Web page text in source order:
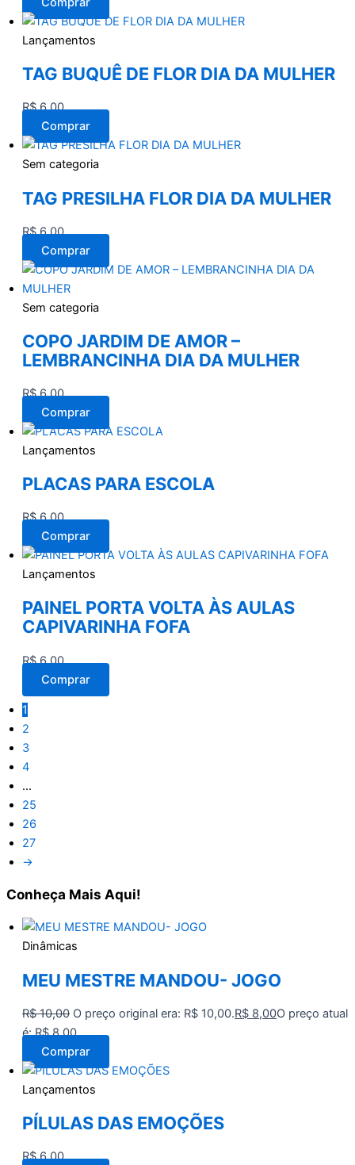
Lançamentos
TAG BUQUÊ DE FLOR DIA DA MULHER
R$6,00
Comprar
Sem categoria
TAG PRESILHA FLOR DIA DA MULHER
R$6,00
Comprar
Sem categoria
COPO JARDIM DE AMOR –
LEMBRANCINHA DIA DA MULHER
R$6,00
Comprar
Lançamentos
PLACAS PARA ESCOLA
R$6,00
Comprar
Lançamentos
PAINEL PORTA VOLTA ÀS AULAS
CAPIVARINHA FOFA
R$6,00
Comprar
1
2
3
4
…
25
26
27
→
Conheça Mais Aqui!
Dinâmicas
MEU MESTRE MANDOU- JOGO
R$10,00 O preço original era: R$ 10,00.R$ 8,00O preço atual
é: R$ 8,00.
Comprar
Lançamentos
PÍLULAS DAS EMOÇÕES
R$6,00